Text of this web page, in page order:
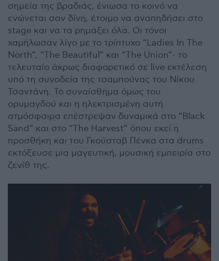
σημεία της βραδιάς, ένιωσα το κοινό να
ενώνεται σαν δίνη, έτοιμο να αναπηδήσει στο
stage και να τα ρημάξει όλα. Οι τόνοι
χαμήλωσαν λίγο με το τρίπτυχο “Ladies In The
North”, “The Beautiful” και “The Union”- το
τελευταίο άκρως διαφορετικό σε live εκτέλεση
υπό τη συνοδεία της τσαμπούνας του Νίκου
Τσαντάνη. Το συναίσθημα όμως του
ορυμαγδού και η ηλεκτρισμένη αυτή
ατμόσφαιρα επέστρεψαν δυναμικά στο “Black
Sand” και στο “The Harvest” όπου εκεί η
προσθήκη και του Γκούσταβ Πένκα στα drums
εκτόξευσε μια μαγευτική, μουσική εμπειρία στο
ζενίθ της.